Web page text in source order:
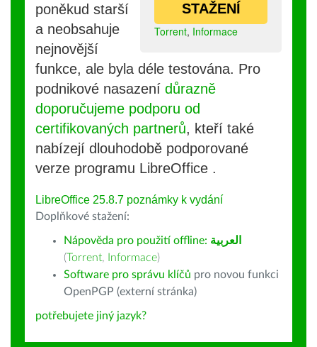
STAŽENÍ
Torrent, Informace
poněkud starší
a neobsahuje
nejnovější
funkce, ale byla déle testována. Pro
podnikové nasazení důrazně
doporučujeme podporu od
certifikovaných partnerů, kteří také
nabízejí dlouhodobě podporované
verze programu LibreOffice .
LibreOffice 25.8.7 poznámky k vydání
Doplňkové stažení:
Nápověda pro použití offline: العربية
(Torrent, Informace)
Software pro správu klíčů pro novou funkci
OpenPGP (externí stránka)
potřebujete jiný jazyk?